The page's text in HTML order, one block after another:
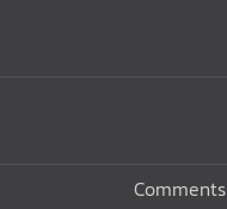
Comments